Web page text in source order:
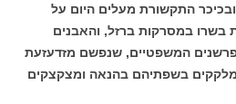
התקשורת מעלים היום על
בשרו במסרקות ברזל, והאבנים
המשפטיים, שנפשם מזדעזעת
מלקקים בשפתיהם בהנאה ומצקצקים